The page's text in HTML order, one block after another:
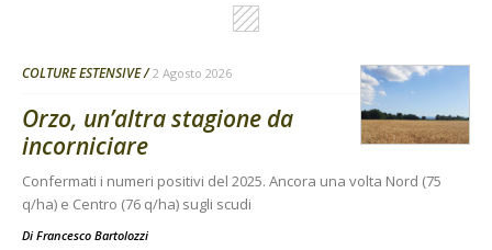
COLTURE ESTENSIVE 2 Agosto 2026
Orzo, un’altra stagione da
incorniciare
Confermati i numeri positivi del 2025. Ancora una volta Nord (75
q/ha) e Centro (76 q/ha) sugli scudi
Di Francesco Bartolozzi